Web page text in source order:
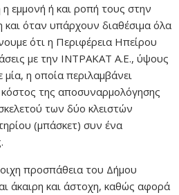
εμμονή ή και ροπή τους στην
όταν υπάρχουν διαθέσιμα όλα
ότι η Περιφέρεια Ηπείρου
με την ΙΝΤΡΑΚΑΤ Α.Ε., ύψους
η οποία περιλαμβάνει
κόστος της αποσυναρμολόγησης
των δύο κλειστών
(μπάσκετ) συν ένα
προσπάθεια του Δήμου
άκαιρη και άστοχη, καθώς αφορά